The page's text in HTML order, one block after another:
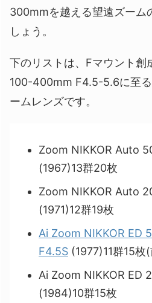
300mmを越える望遠ズーム
しょう。
下のリストは、Fマウント創
100-400mm F4.5-5.6に至
ームレンズです。
Zoom NIKKOR Auto
(1967)13群20枚
Zoom NIKKOR Auto
(1971)12群19枚
Ai Zoom NIKKOR ED
F4.5S (1977)11群15枚
Ai Zoom NIKKOR ED
(1984)10群15枚